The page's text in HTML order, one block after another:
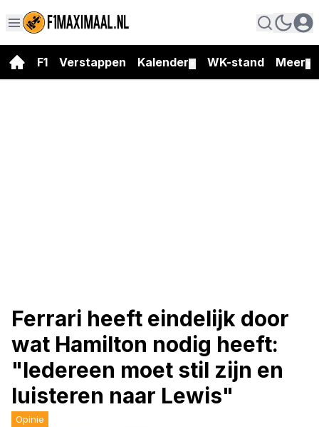
F1 Verstappen Kalender WK-stand Meer
Ferrari heeft eindelijk door
wat Hamilton nodig heeft:
"Iedereen moet stil zijn en
luisteren naar Lewis"
Opinie